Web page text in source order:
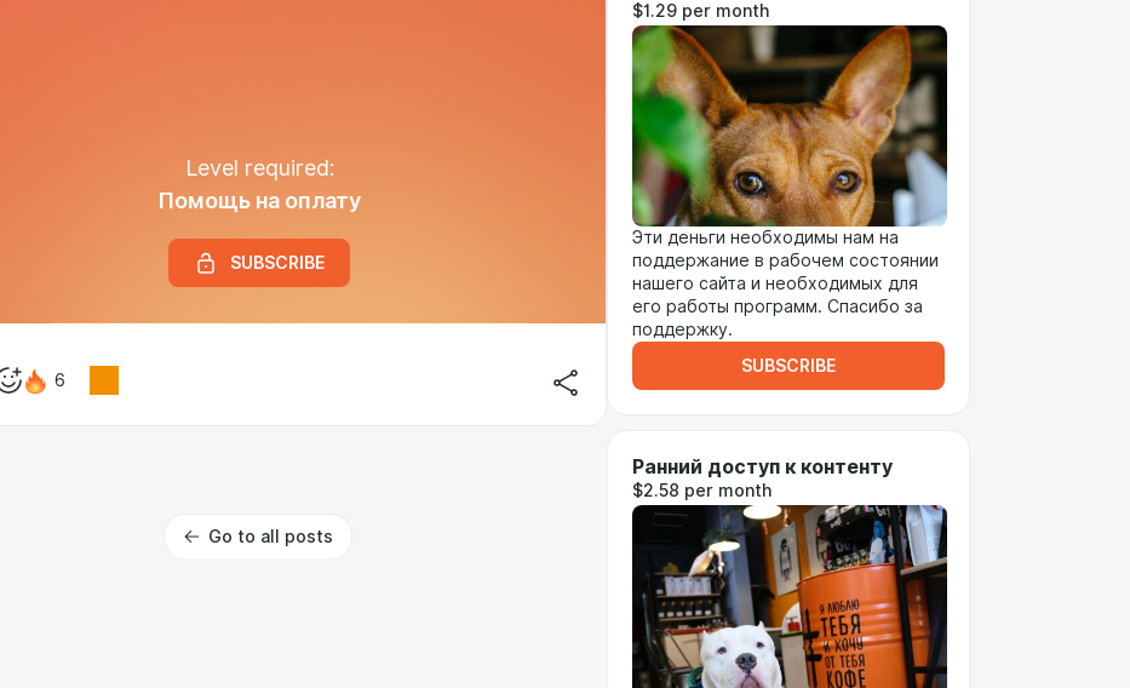
Level required:
Помощь на оплату
SUBSCRIBE
6
Go to all posts
$1.29 per month
Эти деньги необходимы нам на
поддержание в рабочем состоянии
нашего сайта и необходимых для
его работы программ. Спасибо за
поддержку.
SUBSCRIBE
Ранний доступ к контенту
$2.58 per month